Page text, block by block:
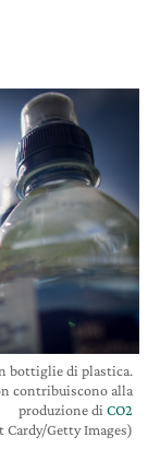
bottiglie di plastica.
contribuiscono alla
produzione di CO2
Getty Images)